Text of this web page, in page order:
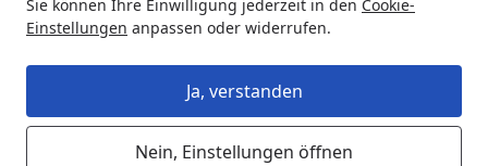
Sie können Ihre Einwilligung jederzeit in den Cookie-
Einstellungen anpassen oder widerrufen.
Ja, verstanden
Nein, Einstellungen öffnen
(4 Bewertungen)